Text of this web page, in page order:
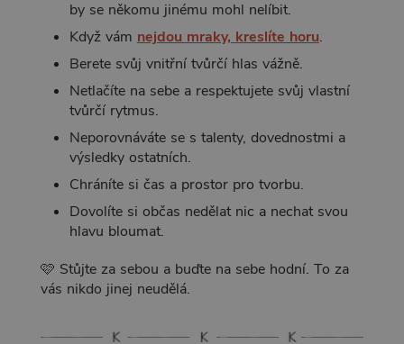
by se někomu jinému mohl nelíbit.
Když vám nejdou mraky, kreslíte horu.
Berete svůj vnitřní tvůrčí hlas vážně.
Netlačíte na sebe a respektujete svůj vlastní
tvůrčí rytmus.
Neporovnáváte se s talenty, dovednostmi a
výsledky ostatních.
Chráníte si čas a prostor pro tvorbu.
Dovolíte si občas nedělat nic a nechat svou
hlavu bloumat.
🩷 Stůjte za sebou a buďte na sebe hodní. To za
vás nikdo jinej neudělá.